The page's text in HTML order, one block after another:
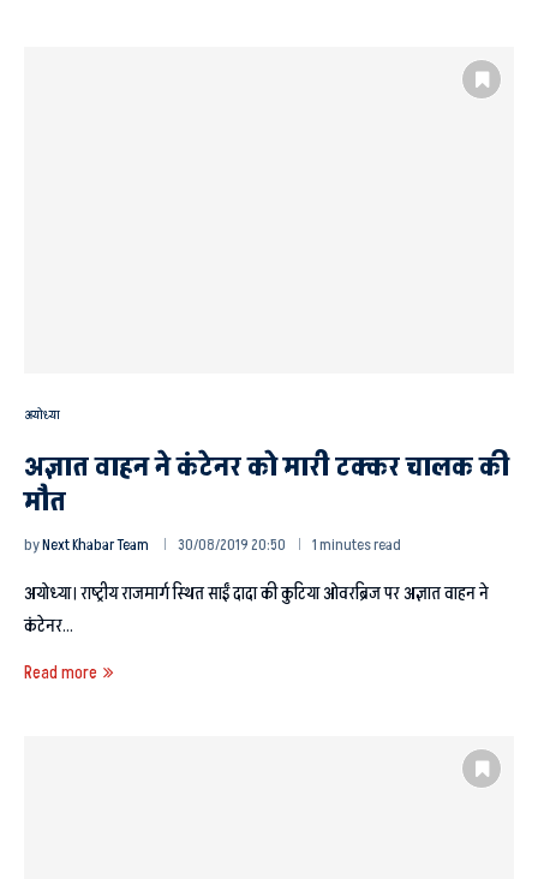
अयोध्या
अज्ञात वाहन ने कंटेनर को मारी टक्कर चालक की
मौत
byNext Khabar Team 30/08/2019 20:50 1 minutes read
अयोध्या। राष्ट्रीय राजमार्ग स्थित साईं दादा की कुटिया ओवरब्रिज पर अज्ञात वाहन ने
कंटेनर…
Read more